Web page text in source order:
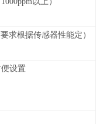
求根据传感器性能定）
设置